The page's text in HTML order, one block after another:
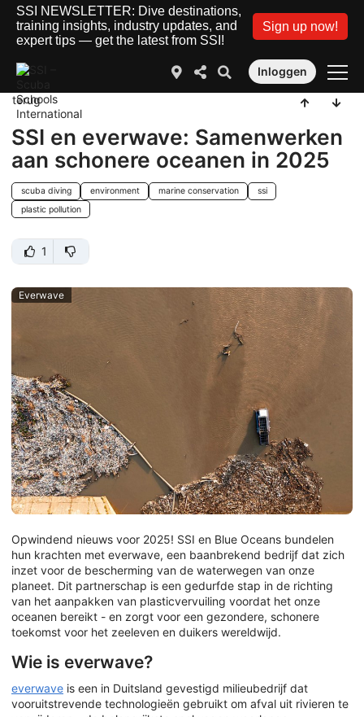
SSI NEWSLETTER: Dive destinations,
training insights, industry updates, and
expert tips — get the latest from SSI!
Sign up now!
Inloggen
terug
SSI en everwave: Samenwerken
aan schonere oceanen in 2025
scuba diving environment marine conservation
ssi
plastic pollution
1
Everwave
Opwindend nieuws voor 2025! SSI en Blue Oceans bundelen
hun krachten met everwave, een baanbrekend bedrijf dat zich
inzet voor de bescherming van de waterwegen van onze
planeet. Dit partnerschap is een gedurfde stap in de richting
van het aanpakken van plasticvervuiling voordat het onze
oceanen bereikt - en zorgt voor een gezondere, schonere
toekomst voor het zeeleven en duikers wereldwijd.
Wie is everwave?
everwave is een in Duitsland gevestigd milieubedrijf dat
vooruitstrevende technologieën gebruikt om afval uit rivieren te